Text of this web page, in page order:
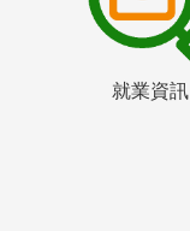
就業資訊